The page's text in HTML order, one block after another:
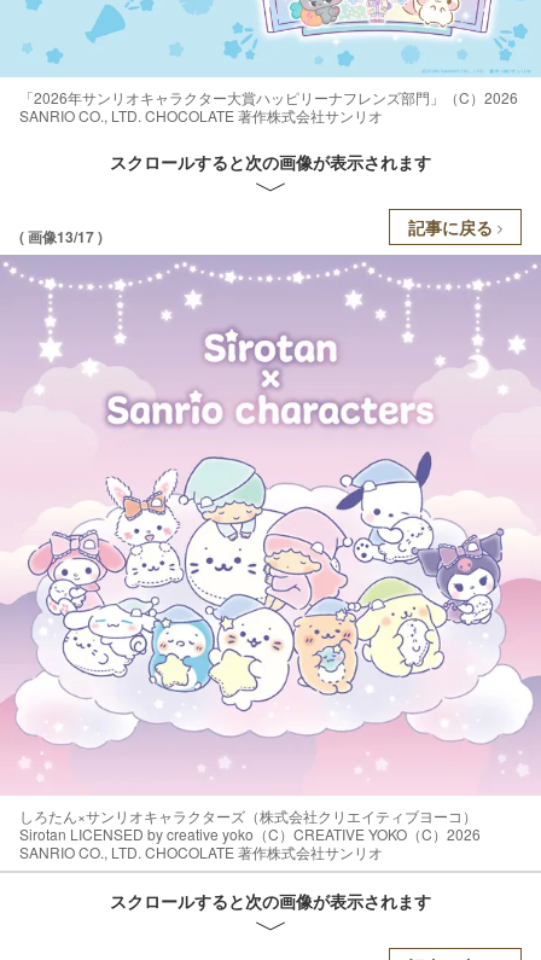
「2026年サンリオキャラクター大賞ハッピリーナフレンズ部門」（C）2026
SANRIO CO., LTD. CHOCOLATE 著作株式会社サンリオ
スクロールすると次の画像が表示されます
( 画像13/17 ) 記事に戻る
しろたん×サンリオキャラクターズ（株式会社クリエイティブヨーコ）
Sirotan LICENSED by creative yoko（C）CREATIVE YOKO（C）2026
SANRIO CO., LTD. CHOCOLATE 著作株式会社サンリオ
スクロールすると次の画像が表示されます